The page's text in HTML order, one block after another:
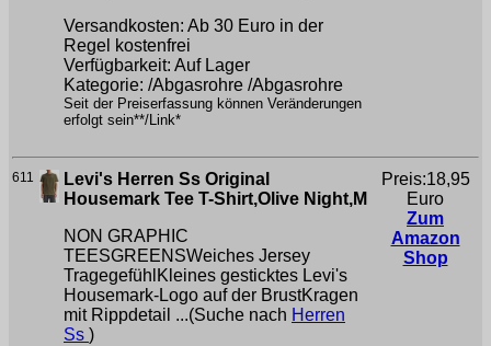
Versandkosten: Ab 30 Euro in der
Regel kostenfrei
Verfügbarkeit: Auf Lager
Kategorie: /Abgasrohre /Abgasrohre
Seit der Preiserfassung können Veränderungen
erfolgt sein**/Link*
611
Levi's Herren Ss Original
Housemark Tee T-Shirt,Olive Night,M
NON GRAPHIC
TEESGREENSWeiches Jersey
TragegefühlKleines gesticktes Levi's
Housemark-Logo auf der BrustKragen
mit Rippdetail ...(Suche nach Herren
Ss )
Preis:18,95
Euro
Zum
Amazon
Shop